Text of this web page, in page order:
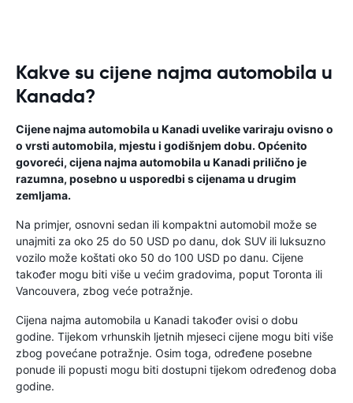
Kakve su cijene najma automobila u
Kanada?
Cijene najma automobila u Kanadi uvelike variraju ovisno o
o vrsti automobila, mjestu i godišnjem dobu. Općenito
govoreći, cijena najma automobila u Kanadi prilično je
razumna, posebno u usporedbi s cijenama u drugim
zemljama.
Na primjer, osnovni sedan ili kompaktni automobil može se
unajmiti za oko 25 do 50 USD po danu, dok SUV ili luksuzno
vozilo može koštati oko 50 do 100 USD po danu. Cijene
također mogu biti više u većim gradovima, poput Toronta ili
Vancouvera, zbog veće potražnje.
Cijena najma automobila u Kanadi također ovisi o dobu
godine. Tijekom vrhunskih ljetnih mjeseci cijene mogu biti više
zbog povećane potražnje. Osim toga, određene posebne
ponude ili popusti mogu biti dostupni tijekom određenog doba
godine.